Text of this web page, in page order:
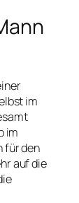
im
im
für den
auf die